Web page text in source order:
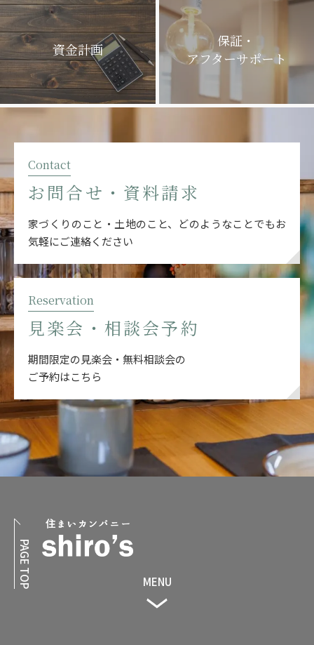
資金計画
保証・
アフターサポート
Contact
お問合せ・資料請求
家づくりのこと・土地のこと、どのようなことでもお
気軽にご連絡ください
Reservation
見楽会・相談会予約
期間限定の見楽会・無料相談会の
ご予約はこちら
MENU
PAGE TOP